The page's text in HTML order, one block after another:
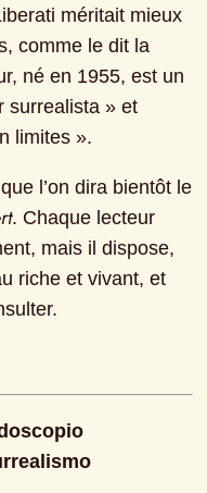
méritait mieux
comme le dit la
né en 1955, est un
surrealista » et
limites ».
. Chaque lecteur
mais il dispose,
riche et vivant, et